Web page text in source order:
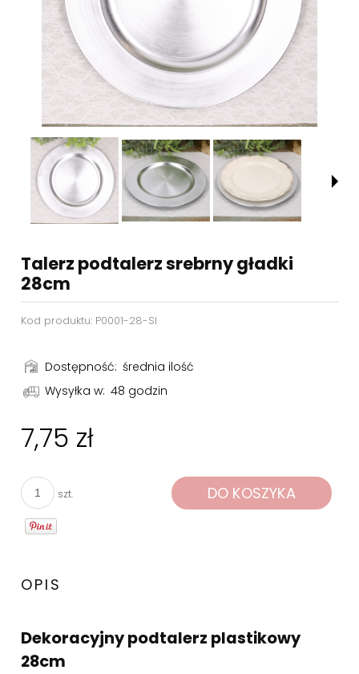
Talerz podtalerz srebrny gładki
28cm
Kod produktu: P0001-28-SI
Dostępność: średnia ilość
Wysyłka w: 48 godzin
7,75 zł
szt. DO KOSZYKA
OPIS
Dekoracyjny podtalerz plastikowy
28cm